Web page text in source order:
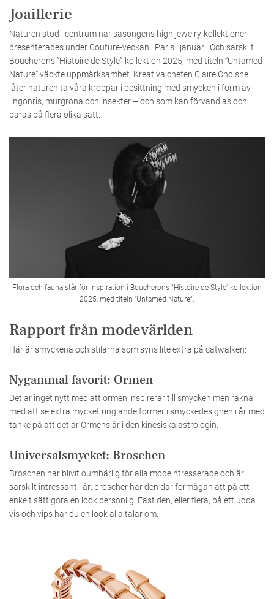
Joaillerie
Naturen stod i centrum när säsongens high jewelry-kollektioner
presenterades under Couture-veckan i Paris i januari. Och särskilt
Boucherons ”Histoire de Style”-kollektion 2025, med titeln ”Untamed
Nature” väckte uppmärksamhet. Kreativa chefen Claire Choisne
låter naturen ta våra kroppar i besittning med smycken i form av
lingonris, murgröna och insekter – och som kan förvandlas och
bäras på flera olika sätt.
Flora och fauna står för inspiration i Boucherons ”Histoire de Style"-kollektion
2025, med titeln "Untamed Nature”.
Rapport från modevärlden
Här är smyckena och stilarna som syns lite extra på catwalken:
Nygammal favorit: Ormen
Det är inget nytt med att ormen inspirerar till smycken men räkna
med att se extra mycket ringlande former i smyckedesignen i år med
tanke på att det är Ormens år i den kinesiska astrologin.
Universalsmycket: Broschen
Broschen har blivit oumbärlig för alla modeintresserade och är
särskilt intressant i år; broscher har den där förmågan att på ett
enkelt sätt göra en look personlig. Fäst den, eller flera, på ett udda
vis och vips har du en look alla talar om.